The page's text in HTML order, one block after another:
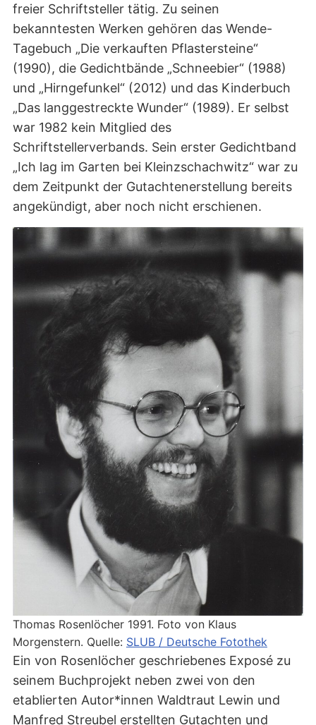
freier Schriftsteller tätig. Zu seinen
bekanntesten Werken gehören das Wende-
Tagebuch „Die verkauften Pflastersteine“
(1990), die Gedichtbände „Schneebier“ (1988)
und „Hirngefunkel“ (2012) und das Kinderbuch
„Das langgestreckte Wunder“ (1989). Er selbst
war 1982 kein Mitglied des
Schriftstellerverbands. Sein erster Gedichtband
„Ich lag im Garten bei Kleinzschachwitz“ war zu
dem Zeitpunkt der Gutachtenerstellung bereits
angekündigt, aber noch nicht erschienen.
Thomas Rosenlöcher 1991. Foto von Klaus
Morgenstern. Quelle: SLUB / Deutsche Fotothek
Ein von Rosenlöcher geschriebenes Exposé zu
seinem Buchprojekt neben zwei von den
etablierten Autor*innen Waldtraut Lewin und
Manfred Streubel erstellten Gutachten und